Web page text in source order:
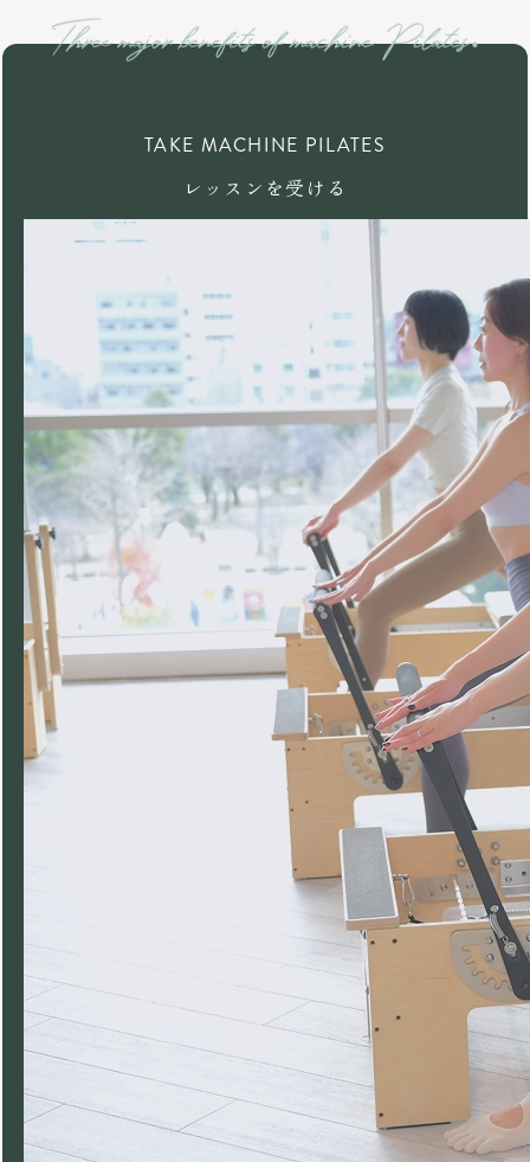
TAKE MACHINE PILATES
レッスンを受ける